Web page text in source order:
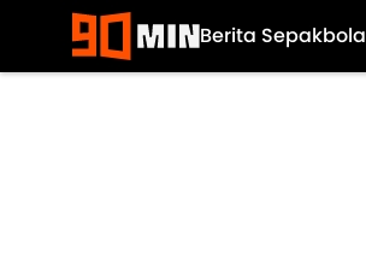
Berita Sepakbola